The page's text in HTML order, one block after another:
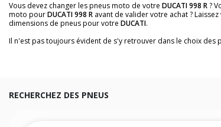
Vous devez changer les pneus moto de votre DUCATI 998 R?
moto pourDUCATI 998 R avant de valider votre achat ?
dimensions de pneus pour votre DUCATI.
Il n'est pas toujours évident de s'y retrouver dans le choix
Vous ne savez pas comment trouver les dimensions de vos
facilement.
RECHERCHEZ DES PNEUS